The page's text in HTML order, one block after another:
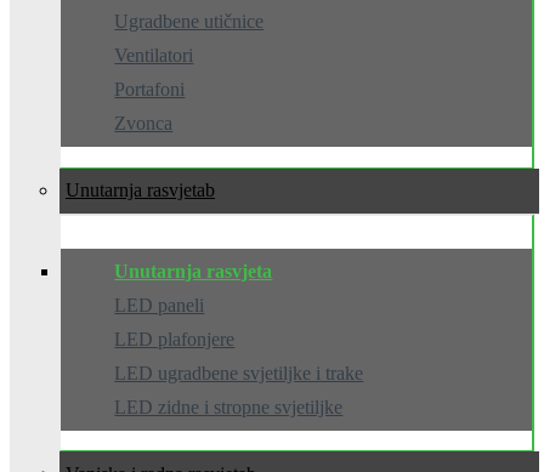
Ugradbene utičnice
Ventilatori
Portafoni
Zvonca
Unutarnja rasvjeta
Unutarnja rasvjeta
LED paneli
LED plafonjere
LED ugradbene svjetiljke i trake
LED zidne i stropne svjetiljke